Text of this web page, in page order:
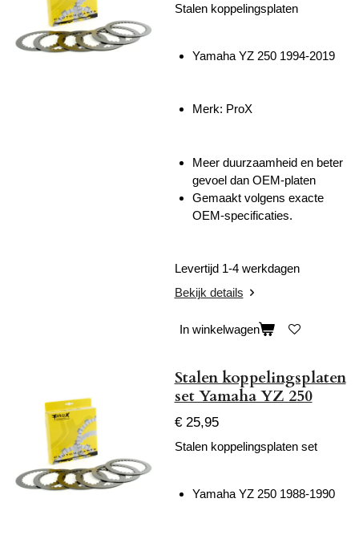
Stalen koppelingsplaten
Yamaha YZ 250 1994-2019
Merk: ProX
Meer duurzaamheid en beter
gevoel dan OEM-platen
Gemaakt volgens exacte
OEM-specificaties.
Levertijd 1-4 werkdagen
Bekijk details
In winkelwagen
Stalen koppelingsplaten
set Yamaha YZ 250
€ 25,95
Stalen koppelingsplaten set
Yamaha YZ 250 1988-1990